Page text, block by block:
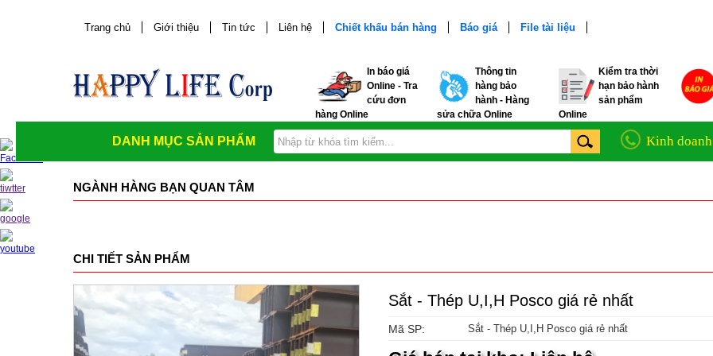
Trang chủ Giới thiệu Tin tức Liên hệ Chiết khấu bán hàng Báo giá File tài liệu
In báo giá
Online - Tra
cứu đơn
hàng Online
Thông tin
hàng bảo
hành - Hàng
sửa chữa Online
Kiểm tra thời
hạn bảo hành
sản phẩm
Online
DANH MỤC SẢN PHẨM Kinh doanh
NGÀNH HÀNG BẠN QUAN TÂM
CHI TIẾT SẢN PHẨM
Sắt - Thép U,I,H Posco giá rẻ nhất
Mã SP: Sắt - Thép U,I,H Posco giá rẻ nhất